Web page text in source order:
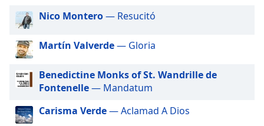
Beginning
dialog
Escape
cancel
and
Nico Montero— Resucitó
Martín Valverde— Gloria
Benedictine Monks of St. Wandrille de
Fontenelle— Mandatum
Carisma Verde— Aclamad A Dios